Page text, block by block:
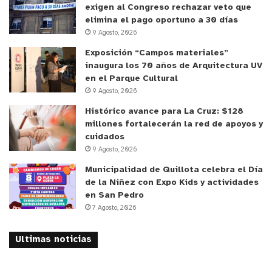
exigen al Congreso rechazar veto que
elimina el pago oportuno a 30 días
9 Agosto, 2026
Exposición “Campos materiales”
inaugura los 70 años de Arquitectura UV
en el Parque Cultural
9 Agosto, 2026
Histórico avance para La Cruz: $128
millones fortalecerán la red de apoyos y
cuidados
9 Agosto, 2026
Municipalidad de Quillota celebra el Día
de la Niñez con Expo Kids y actividades
en San Pedro
7 Agosto, 2026
Ultimas noticias